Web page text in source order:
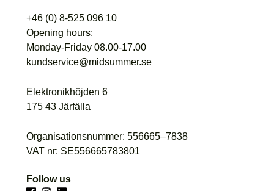
+46 (0) 8-525 096 10
Opening hours:
Monday-Friday 08.00-17.00
kundservice@midsummer.se
Elektronikhöjden 6
175 43 Järfälla
Organisationsnummer: 556665–7838
VAT nr: SE556665783801
Follow us